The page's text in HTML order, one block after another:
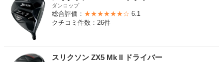
ダンロップ
総合評価： ★★★★★★☆ 6.1
クチコミ件数：26件
スリクソン ZX5 Mk II ドライバー